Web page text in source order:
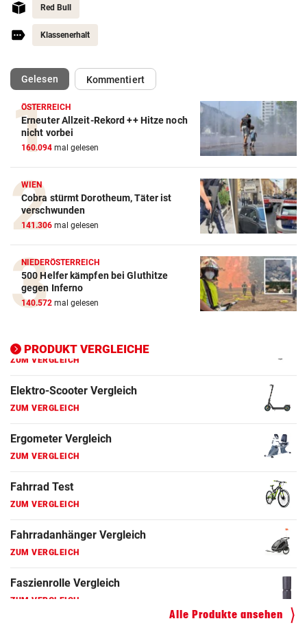
Red Bull
Klassenerhalt
Gelesen(ausgewählt)Kommentiert
ÖSTERREICH
Erneuter Allzeit-Rekord ++ Hitze noch
nicht vorbei
160.094 mal gelesen
WIEN
Cobra stürmt Dorotheum, Täter ist
verschwunden
141.306 mal gelesen
NIEDERÖSTERREICH
500 Helfer kämpfen bei Gluthitze
gegen Inferno
140.572 mal gelesen
PRODUKT VERGLEICHE
Action-Cam Vergleich
ZUM VERGLEICH
Crosstrainer Vergleich
ZUM VERGLEICH
E-Bike Vergleich
ZUM VERGLEICH
Elektro-Scooter Vergleich
ZUM VERGLEICH
ZUM VERGLEICH
ZUM VERGLEICH
ZUM VERGLEICH
ZUM VERGLEICH
ZUM VERGLEICH
ZUM VERGLEICH
Alle Produkte ansehen